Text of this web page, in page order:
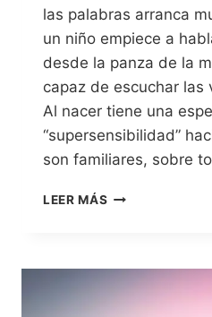
las palabras arranca
un niño empiece a
desde la panza de la
capaz de escuchar las
Al nacer tiene una
“supersensibilidad”
son familiares, sobre
LEER MÁS